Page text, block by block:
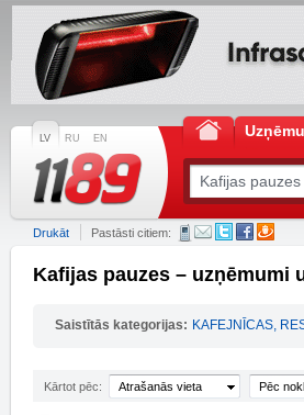
LV RU EN
Drukāt Pastāsti citiem:
Kafijas pauzes – uzņēmumi
Saistītās kategorijas: KAFEJNĪCAS,
Kārtot pēc: Atrašanās vieta Pēc